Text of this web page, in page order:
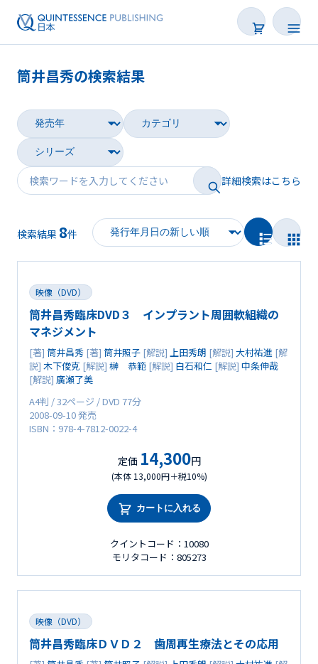
雑誌
映像
電子BOOK
著者一覧
筒井昌秀の検索結果
詳細検索はこちら
検索結果 8件
映像（DVD）
筒井昌秀臨床DVD３ インプラント周囲軟組織の
マネジメント
[著] 筒井昌秀 [著] 筒井照子 [解説] 上田秀朗 [解説] 大村祐進 [解
説] 木下俊克 [解説] 榊 恭範 [解説] 白石和仁 [解説] 中条伸哉
[解説] 廣瀬了美
A4判 / 32ページ / DVD 77分
2008-09-10 発売
ISBN：978-4-7812-0022-4
定価 14,300円
(本体 13,000円＋税10%)
カートに入れる
クイントコード：10080
モリタコード：805273
映像（DVD）
筒井昌秀臨床ＤＶＤ２ 歯周再生療法とその応用